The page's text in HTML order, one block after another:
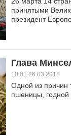
принятыми
президент
Глава
10:01 26.03.2018
Одной из причин
пшеницы, годной